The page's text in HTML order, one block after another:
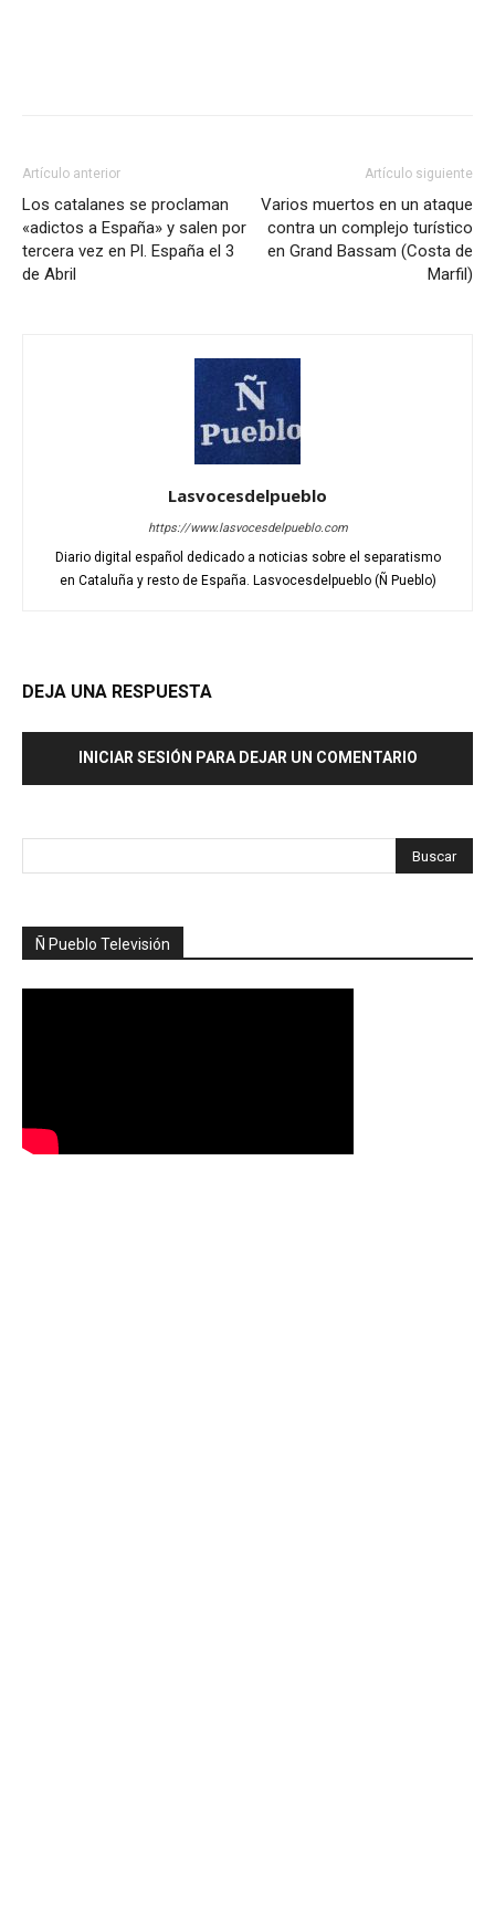
Artículo anterior
Los catalanes se proclaman
«adictos a España» y salen por
tercera vez en Pl. España el 3
de Abril
Artículo siguiente
Varios muertos en un ataque
contra un complejo turístico
en Grand Bassam (Costa de
Marfil)
Lasvocesdelpueblo
https://www.lasvocesdelpueblo.com
Diario digital español dedicado a noticias sobre el separatismo
en Cataluña y resto de España. Lasvocesdelpueblo (Ñ Pueblo)
DEJA UNA RESPUESTA
INICIAR SESIÓN PARA DEJAR UN COMENTARIO
Ñ Pueblo Televisión